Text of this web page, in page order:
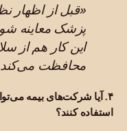
«قبل از اظهار
پزشک معاینه
این کار هم از
محافظت
۴. آیا شرکت‌های بیمه
استفاده کنند؟